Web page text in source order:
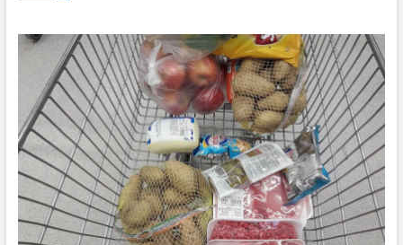
cinco
veces
más
que
cuando
salen
del
campo